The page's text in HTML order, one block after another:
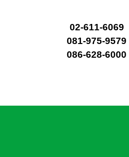
02-611-6069
081-975-9579
086-628-6000